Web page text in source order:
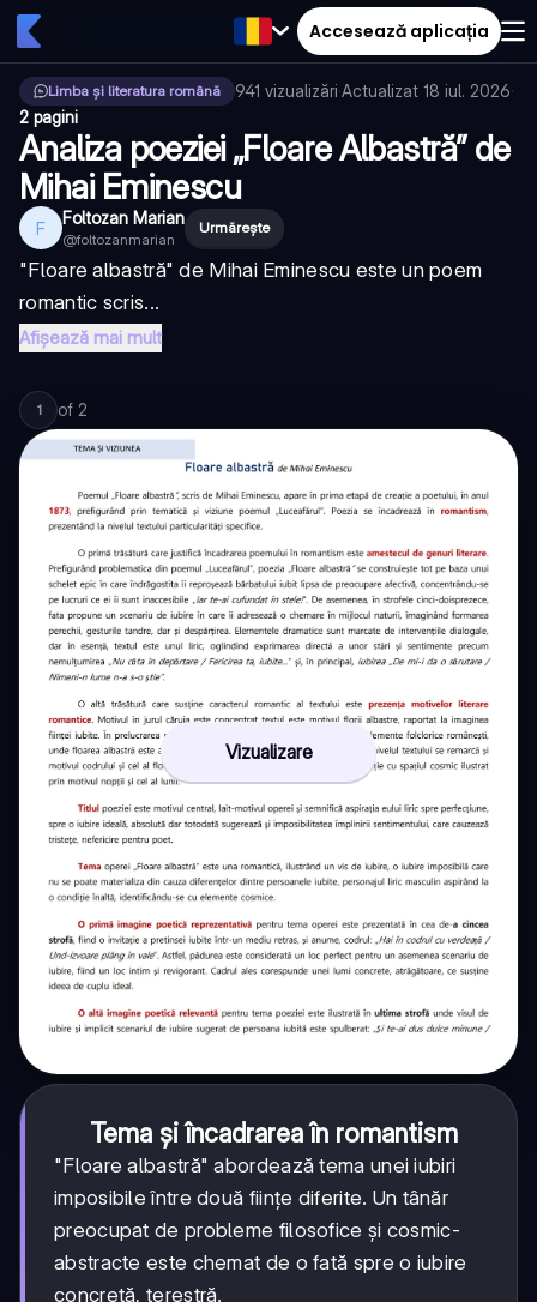
Accesează aplicația
Limba și literatura română 941 vizualizări·Actualizat 18 iul. 2026·
2 pagini
Analiza poeziei „Floare Albastră” de
Mihai Eminescu
F Foltozan Marian
@foltozanmarian
Urmărește
"Floare albastră" de Mihai Eminescu este un poem
romantic scris...
Afișează mai mult
1 of 2
Vizualizare
Tema și încadrarea în romantism
"Floare albastră" abordează tema unei iubiri
imposibile între două ființe diferite. Un tânăr
preocupat de probleme filosofice și cosmic-
abstracte este chemat de o fată spre o iubire
concretă, terestră.